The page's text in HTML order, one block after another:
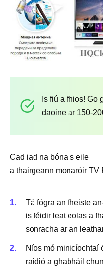
Is fiú a fhios! Go
daoine ar 150-
Cad iad na bónais eile
a thairgeann monaróir TV
Tá fógra an fheiste
is féidir leat eolas a
sonracha ar an
Níos mó minicíochtaí
raidió a ghabháil